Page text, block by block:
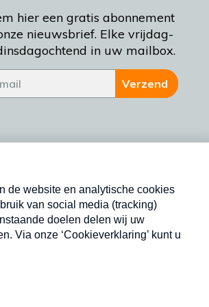
hier een gratis abonnement
nieuwsbrief. Elke vrijdag-
in uw mailbox.
Verzend
gratis abonnement op onze